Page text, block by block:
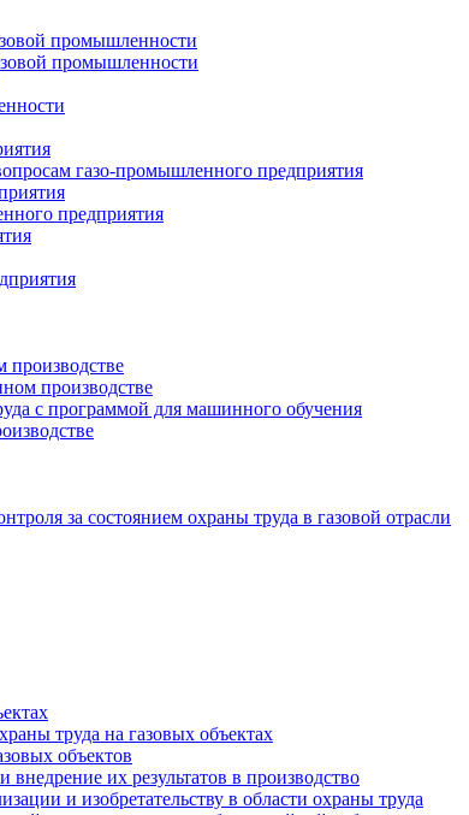
промышленности
промышленности
газо-промышленного предприятия
предприятия
производстве
производстве
с программой для машинного обучения
за состоянием охраны труда в газовой отрасли
труда на газовых объектах
объектов
их результатов в производство
и изобретательству в области охраны труда